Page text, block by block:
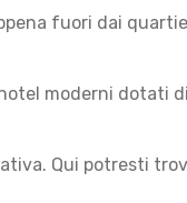
fuori dai
moderni dotati
Qui potresti